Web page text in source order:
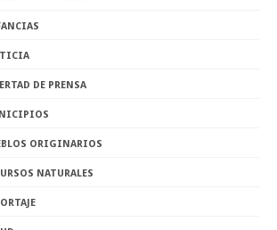
DE PRENSA
ORIGINARIOS
NATURALES